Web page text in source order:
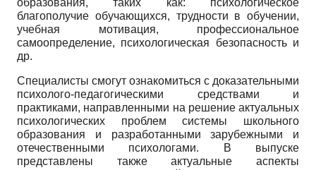
образования, таких как: психологическое
благополучие обучающихся, трудности в обучении,
учебная мотивация, профессиональное
самоопределение, психологическая безопасность и
др.
Специалисты смогут ознакомиться с доказательными
психолого-педагогическими средствами и
практиками, направленными на решение актуальных
психологических проблем системы школьного
образования и разработанными зарубежными и
отечественными психологами. В выпуске
представлены также актуальные аспекты